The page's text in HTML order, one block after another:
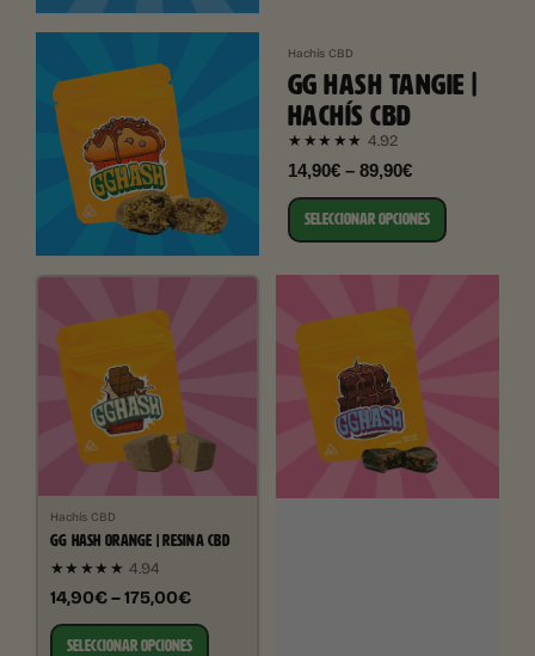
Hachís CBD
GG HASH TANGIE |
HACHÍS CBD
★★★★★ 4.92
14,90€ – 89,90€
SELECCIONAR OPCIONES
Hachís CBD
GG HASH ORANGE | RESINA CBD
★★★★★ 4.94
14,90€ – 175,00€
SELECCIONAR OPCIONES